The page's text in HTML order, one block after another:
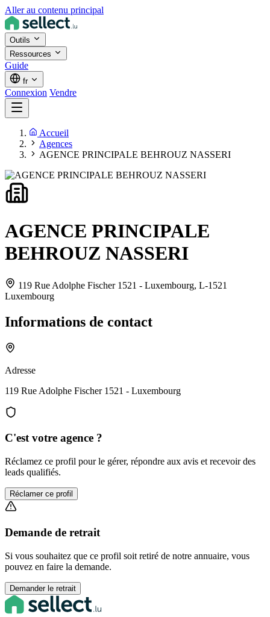
Aller au contenu principal
Outils
Ressources
Guide
fr
Connexion Vendre
Accueil
Agences
AGENCE PRINCIPALE BEHROUZ NASSERI
AGENCE PRINCIPALE
BEHROUZ NASSERI
119 Rue Adolphe Fischer 1521 - Luxembourg, L-1521
Luxembourg
Informations de contact
Adresse
119 Rue Adolphe Fischer 1521 - Luxembourg
C'est votre agence ?
Réclamez ce profil pour le gérer, répondre aux avis et recevoir des
leads qualifiés.
Réclamer ce profil
Demande de retrait
Si vous souhaitez que ce profil soit retiré de notre annuaire, vous
pouvez en faire la demande.
Demander le retrait